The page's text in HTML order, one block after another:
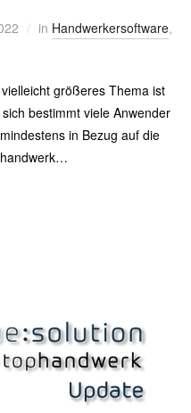
in Handwerkersoftware,
größeres Thema ist
bestimmt viele Anwender
in Bezug auf die